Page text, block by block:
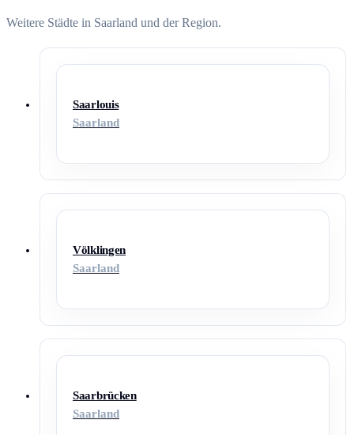
Weitere Städte in Saarland und der Region.
Saarlouis
Saarland
Völklingen
Saarland
Saarbrücken
Saarland